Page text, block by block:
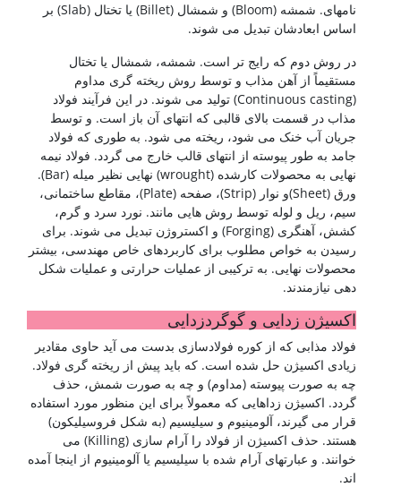
نامهای. شمشه (Bloom) و شمشال (Billet) یا تختال (Slab) بر
اساس ابعادشان تبدیل می شوند.
در روش دوم که رایج تر است. شمشه، شمشال یا تختال
مستقیماً از آهن مذاب و توسط روش ریخته گری مداوم
(Continuous casting) تولید می شوند. در این فرآیند فولاد
مذاب در قسمت بالای قالبی که انتهای آن باز است. و توسط
جریان آب خنک می شود، ریخته می شود. به طوری که فولاد
جامد به طور پیوسته از انتهای قالب خارج می گردد. فولاد نیمه
نهایی به محصولات کارشده (wrought) نهایی نظیر میله (Bar).
ورق (Sheet)و نوار (Strip)، صفحه (Plate)، مقاطع ساختمانی،
سیم، ریل و لوله توسط روش هایی مانند. نورد سرد و گرم،
کشش، آهنگری (Forging) و اکستروژن تبدیل می شوند. برای
رسیدن به خواص مطلوب برای کاربردهای خاص مهندسی، بیشتر
محصولات نهایی. به ترکیبی از عملیات حرارتی و عملیات شکل
دهی نیازمندند.
اکسیژن زدایی و گوگردزدایی
فولاد مذابی که از کوره فولادسازی بدست می آید حاوی مقادیر
زیادی اکسیژن حل شده است. که باید پیش از ریخته گری فولاد.
چه به صورت پیوسته (مداوم) و چه به صورت شمش، حذف
گردد. اکسیژن زداهایی که معمولاً برای این منظور مورد استفاده
قرار می گیرند، آلومینیوم و سیلیسیم (به شکل فروسیلیکون)
هستند. حذف اکسیژن از فولاد را آرام سازی (Killing) می
خوانند. و عبارتهای آرام شده با سیلیسیم یا آلومینیوم از اینجا آمده
اند.